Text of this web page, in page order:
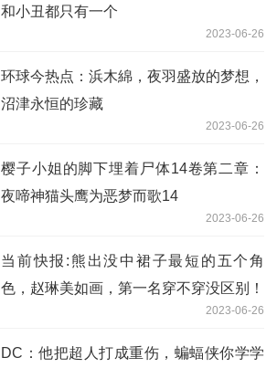
和小丑都只有一个
2023-06-26
环球今热点：浜木綿，夜羽盛放的梦想，
沼津永恒的珍藏
2023-06-26
樱子小姐的脚下埋着尸体14卷第二章：
夜啼神猫头鹰为恶梦而歌14
2023-06-26
当前快报:熊出没中裙子最短的五个角
色，赵琳美如画，第一名穿不穿没区别！
2023-06-26
DC：他把超人打成重伤，蝙蝠侠你学学